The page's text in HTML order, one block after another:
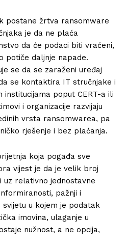
postane žrtva ransomware
je da ne plaća
da će podaci biti vraćeni,
potiče daljnje napade.
se da se zaraženi uređaj
se kontaktira IT stručnjake i
institucijama poput CERT-a ili
i organizacije razvijaju
vrsta ransomwarea, pa
rješenje i bez plaćanja.
koja pogađa sve
vijest je da je velik broj
uz relativno jednostavne
pažnji i
u kojem je podatak
imovina, ulaganje u
nužnost, a ne opcija,